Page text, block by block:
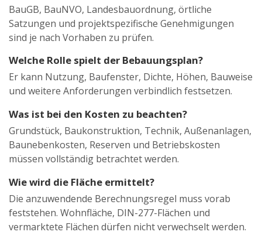
BauGB, BauNVO, Landesbauordnung, örtliche
Satzungen und projektspezifische Genehmigungen
sind je nach Vorhaben zu prüfen.
Welche Rolle spielt der Bebauungsplan?
Er kann Nutzung, Baufenster, Dichte, Höhen, Bauweise
und weitere Anforderungen verbindlich festsetzen.
Was ist bei den Kosten zu beachten?
Grundstück, Baukonstruktion, Technik, Außenanlagen,
Baunebenkosten, Reserven und Betriebskosten
müssen vollständig betrachtet werden.
Wie wird die Fläche ermittelt?
Die anzuwendende Berechnungsregel muss vorab
feststehen. Wohnfläche, DIN-277-Flächen und
vermarktete Flächen dürfen nicht verwechselt werden.